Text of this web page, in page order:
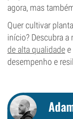
agora, mas
Quer cultivar
início? Descubra a
de alta qualidade
desempenho e